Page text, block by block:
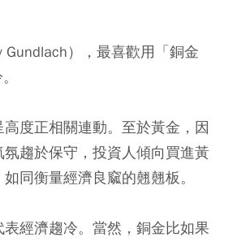
），最喜歡用「銅金
度正相關連動。至於黃金，因
趨於保守，投資人傾向買進黃
同衡量經濟良窳的翹翹板。
經濟趨冷。當然，銅金比如果